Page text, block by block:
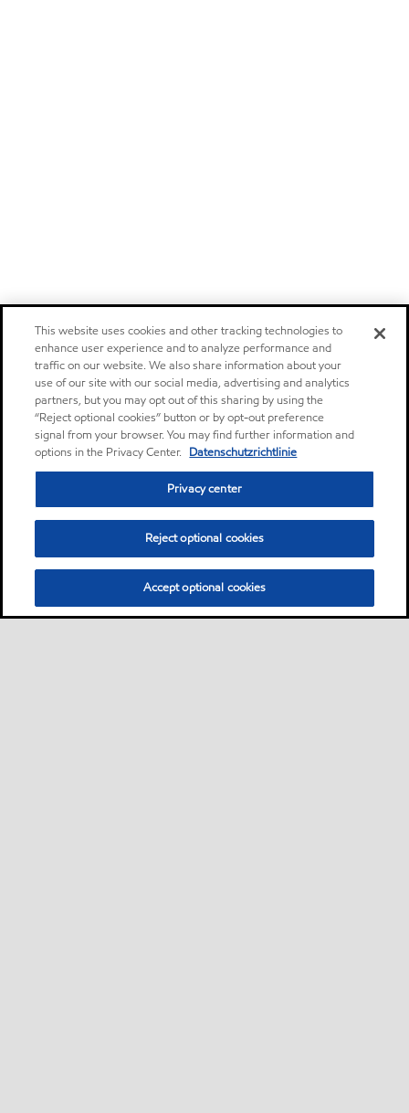
This website uses cookies and other tracking technologies to
enhance user experience and to analyze performance and
traffic on our website. We also share information about your
use of our site with our social media, advertising and analytics
partners, but you may opt out of this sharing by using the
“Reject optional cookies” button or by opt-out preference
signal from your browser. You may find further information and
options in the Privacy Center. Datenschutzrichtlinie
Privacy center
Reject optional cookies
Accept optional cookies